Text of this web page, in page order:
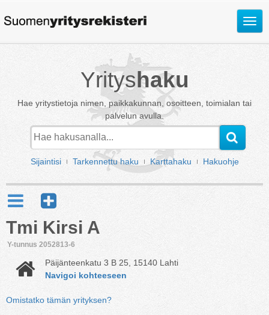
Avaa
Yrityshaku
Hae yritystietoja nimen, paikkakunnan, osoitteen, toimialan tai
palvelun avulla.
Sijaintisi Tarkennettu haku Karttahaku Hakuohje
Tmi Kirsi A
Y-tunnus 2052813-6
Päijänteenkatu 3 B 25, 15140 Lahti
Navigoi kohteeseen
Omistatko tämän yrityksen?